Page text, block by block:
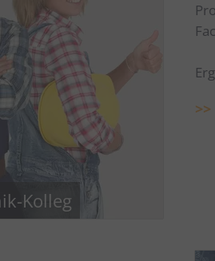
Kolleg